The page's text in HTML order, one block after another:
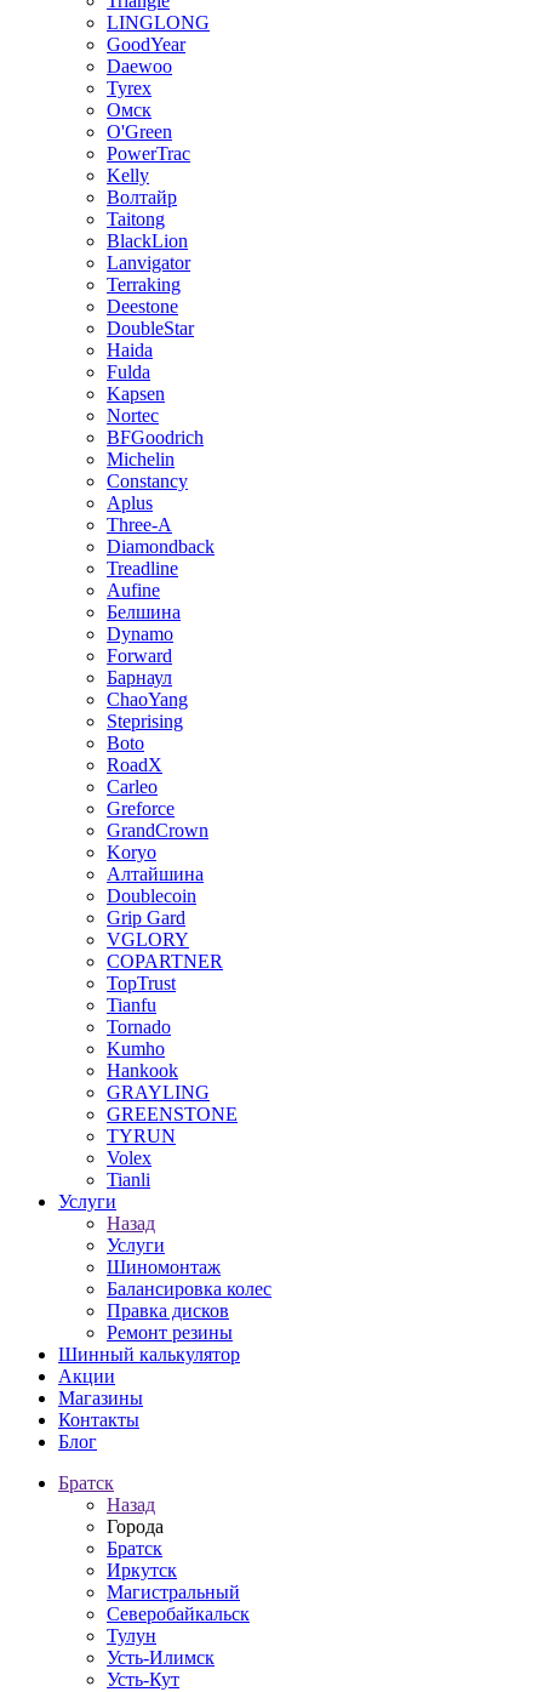
LINGLONG
GoodYear
Daewoo
Tyrex
Омск
O'Green
PowerTrac
Kelly
Волтайр
Taitong
BlackLion
Lanvigator
Terraking
Deestone
DoubleStar
Haida
Fulda
Kapsen
Nortec
BFGoodrich
Michelin
Constancy
Aplus
Three-A
Diamondback
Treadline
Aufine
Белшина
Dynamo
Forward
Барнаул
ChaoYang
Steprising
Boto
RoadX
Carleo
Greforce
GrandCrown
Koryo
Алтайшина
Doublecoin
Grip Gard
VGLORY
COPARTNER
TopTrust
Tianfu
Tornado
Kumho
Hankook
GRAYLING
GREENSTONE
TYRUN
Volex
Tianli
Услуги
Назад
Услуги
Шиномонтаж
Балансировка колес
Правка дисков
Ремонт резины
Шинный калькулятор
Акции
Магазины
Контакты
Блог
Братск
Назад
Города
Братск
Иркутск
Магистральный
Северобайкальск
Тулун
Усть-Илимск
Усть-Кут